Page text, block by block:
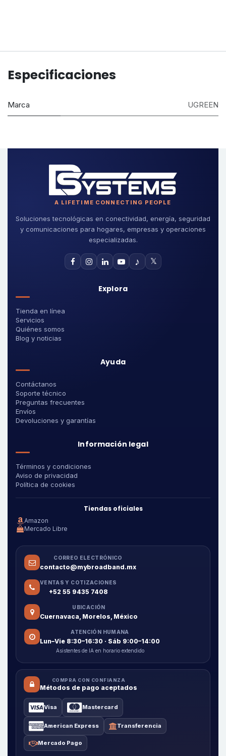
Especificaciones
Marca UGREEN
A LIFETIME CONNECTING PEOPLE
Soluciones tecnológicas en conectividad, energía, seguridad
y comunicaciones para hogares, empresas y operaciones
especializadas.
♪ 𝕏
Explora
Tienda en línea
Servicios
Quiénes somos
Blog y noticias
Ayuda
Contáctanos
Soporte técnico
Preguntas frecuentes
Envíos
Devoluciones y garantías
Información legal
Términos y condiciones
Aviso de privacidad
Política de cookies
Tiendas oficiales
Amazon
Mercado Libre
CORREO ELECTRÓNICO
contacto@mybroadband.mx
VENTAS Y COTIZACIONES
+52 55 9435 7408
UBICACIÓN
Cuernavaca, Morelos, México
ATENCIÓN HUMANA
Lun–Vie 8:30–16:30 · Sáb 9:00–14:00
Asistentes de IA en horario extendido
COMPRA CON CONFIANZA
Métodos de pago aceptados
Visa Mastercard
American Express Transferencia
Mercado Pago